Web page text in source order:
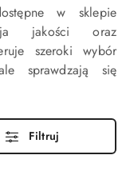
w sklepie
jakości oraz
szeroki wybór
sprawdzają się
Filtruj